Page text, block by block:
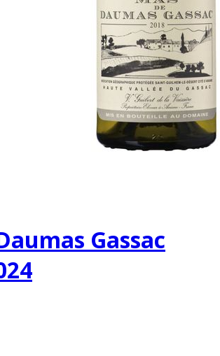
Gassac